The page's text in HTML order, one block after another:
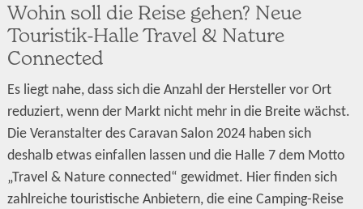
Wohin soll die Reise gehen? Neue
Touristik-Halle Travel & Nature
Connected
Es liegt nahe, dass sich die Anzahl der Hersteller vor Ort
reduziert, wenn der Markt nicht mehr in die Breite wächst.
Die Veranstalter des Caravan Salon 2024 haben sich
deshalb etwas einfallen lassen und die Halle 7 dem Motto
„Travel & Nature connected“ gewidmet. Hier finden sich
zahlreiche touristische Anbietern, die eine Camping-Reise